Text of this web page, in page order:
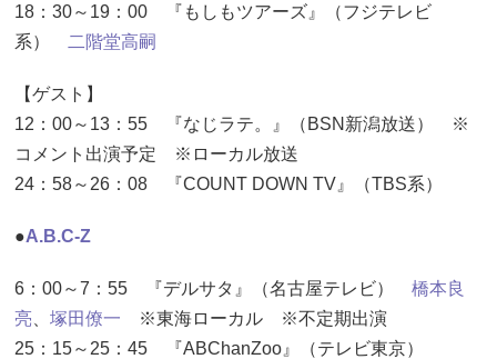
18：30～19：00 『もしもツアーズ』（フジテレビ
系）
二階堂高嗣
【ゲスト】
12：00～13：55 『なじラテ。』（BSN新潟放送） ※
コメント出演予定 ※ローカル放送
24：58～26：08 『COUNT DOWN TV』（TBS系）
●A.B.C-Z
6：00～7：55 『デルサタ』（名古屋テレビ） 橋本良
亮
塚田僚一 ※東海ローカル ※不定期出演
25：15～25：45 『ABChanZoo』（テレビ東京）